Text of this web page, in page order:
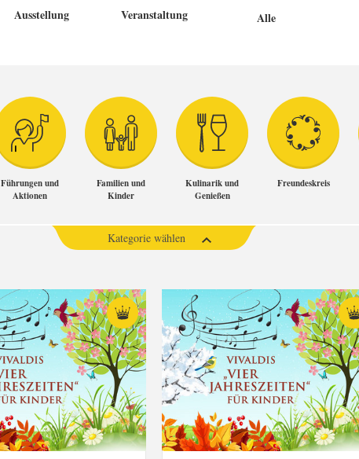
Ausstellung Veranstaltung Alle
Führungen und
Aktionen
Familien und
Kinder
Kulinarik und
Genießen
Freundeskreis
Kategorie wählen